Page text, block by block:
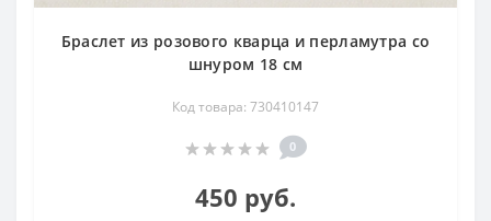
Браслет из розового кварца и перламутра со
шнуром 18 см
Код товара: 730410147
0
450 руб.